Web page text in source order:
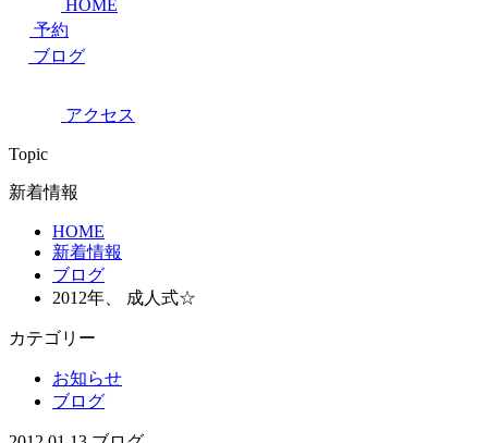
HOME
予約
ブログ
アクセス
Topic
新着情報
HOME
新着情報
ブログ
2012年、 成人式☆
カテゴリー
お知らせ
ブログ